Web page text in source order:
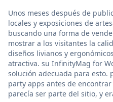
Unos meses después de
locales y exposiciones de
buscando una forma de
mostrar a los visitantes la
diseños livianos y
atractiva. su InfinityMag for
solución adecuada para
party apps antes de
parecía ser parte del sitio, y